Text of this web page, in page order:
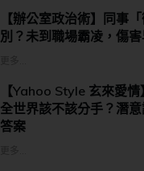
【辦公室政治術】同事
別？未到職場霸凌，傷
【Yahoo Style 玄來愛
全世界該不該分手？潛
答案